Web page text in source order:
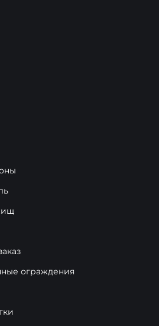
ограждения